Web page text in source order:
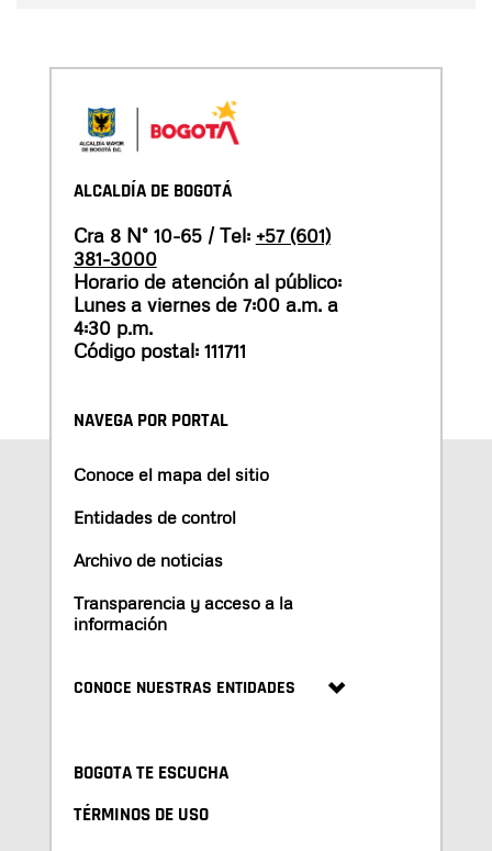
ALCALDÍA DE BOGOTÁ
Cra 8 N° 10-65 / Tel: +57 (601)
381-3000
Horario de atención al público:
Lunes a viernes de 7:00 a.m. a
4:30 p.m.
Código postal: 111711
NAVEGA POR PORTAL
Conoce el mapa del sitio
Entidades de control
Archivo de noticias
Transparencia y acceso a la
información
CONOCE NUESTRAS ENTIDADES
BOGOTA TE ESCUCHA
TÉRMINOS DE USO